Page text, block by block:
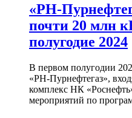
«РН-
почти 20 млн
полугодие 2024
В первом полугодии
«РН-Пурнефтегаз»,
комплекс НК
мероприятий по